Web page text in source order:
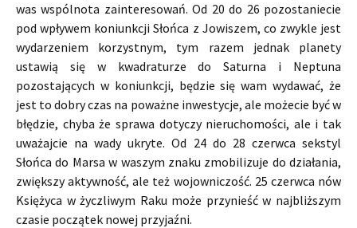
was wspólnota zainteresowań. Od 20 do 26 pozostaniecie
pod wpływem koniunkcji Słońca z Jowiszem, co zwykle jest
wydarzeniem korzystnym, tym razem jednak planety
ustawią się w kwadraturze do Saturna i Neptuna
pozostających w koniunkcji, będzie się wam wydawać, że
jest to dobry czas na poważne inwestycje, ale możecie być w
błędzie, chyba że sprawa dotyczy nieruchomości, ale i tak
uważajcie na wady ukryte. Od 24 do 28 czerwca sekstyl
Słońca do Marsa w waszym znaku zmobilizuje do działania,
zwiększy aktywność, ale też wojowniczość. 25 czerwca nów
Księżyca w życzliwym Raku może przynieść w najbliższym
czasie początek nowej przyjaźni.